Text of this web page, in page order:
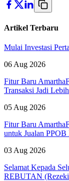
Artikel Terbaru
Mulai Investasi
06 Aug 2026
Fitur Baru
Transaksi Jadi
05 Aug 2026
Fitur Baru
untuk Jualan
03 Aug 2026
Selamat Kepada
REBUTAN (Rezeki